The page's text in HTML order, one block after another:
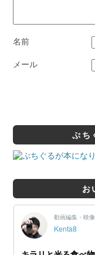
名前
メール
ぷち
お